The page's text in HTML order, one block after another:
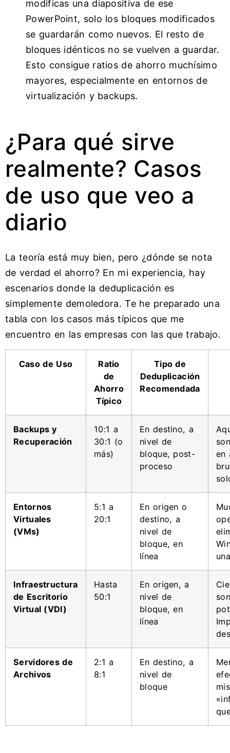
modificas una diapositiva de ese
PowerPoint, solo los bloques modificados
se guardarán como nuevos. El resto de
bloques idénticos no se vuelven a guardar.
Esto consigue ratios de ahorro muchísimo
mayores, especialmente en entornos de
virtualización y backups.
¿Para qué sirve
realmente? Casos
de uso que veo a
diario
La teoría está muy bien, pero ¿dónde se nota
de verdad el ahorro? En mi experiencia, hay
escenarios donde la deduplicación es
simplemente demoledora. Te he preparado una
tabla con los casos más típicos que me
encuentro en las empresas con las que trabajo.
Caso de Uso
Ratio
de
Ahorro
Típico
Tipo de
Deduplicación
Recomendada
Backups y
Recuperación
10:1 a
30:1 (o
más)
En destino, a
nivel de
bloque, post-
proceso
en
Entornos
Virtuales
(VMs)
5:1 a
20:1
En origen o
destino, a
nivel de
bloque, en
línea
Infraestructura
de Escritorio
Virtual (VDI)
Hasta
50:1
En origen, a
nivel de
bloque, en
línea
Servidores de
Archivos
2:1 a
8:1
En destino, a
nivel de
bloque